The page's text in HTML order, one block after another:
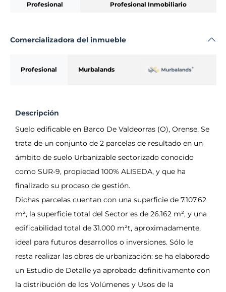
Profesional Profesional Inmobiliario
Comercializadora del inmueble
Profesional Murbalands
Descripción